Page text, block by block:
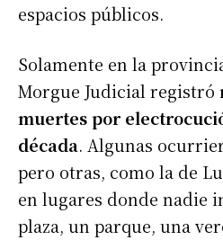
espacios públicos.
Solamente en la
Morgue Judicial registró
muertes por
década. Algunas
pero otras, como la de
en lugares donde nadie
plaza, un parque, una